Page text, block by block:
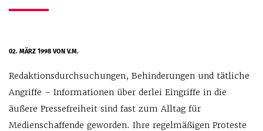
02. MÄRZ 1998VON V.M.
Redaktionsdurchsuchungen, Behinderungen und tätliche
Angriffe – Informationen über derlei Eingriffe in die
äußere Pressefreiheit sind fast zum Alltag für
Medienschaffende geworden. Ihre regelmäßigen Proteste